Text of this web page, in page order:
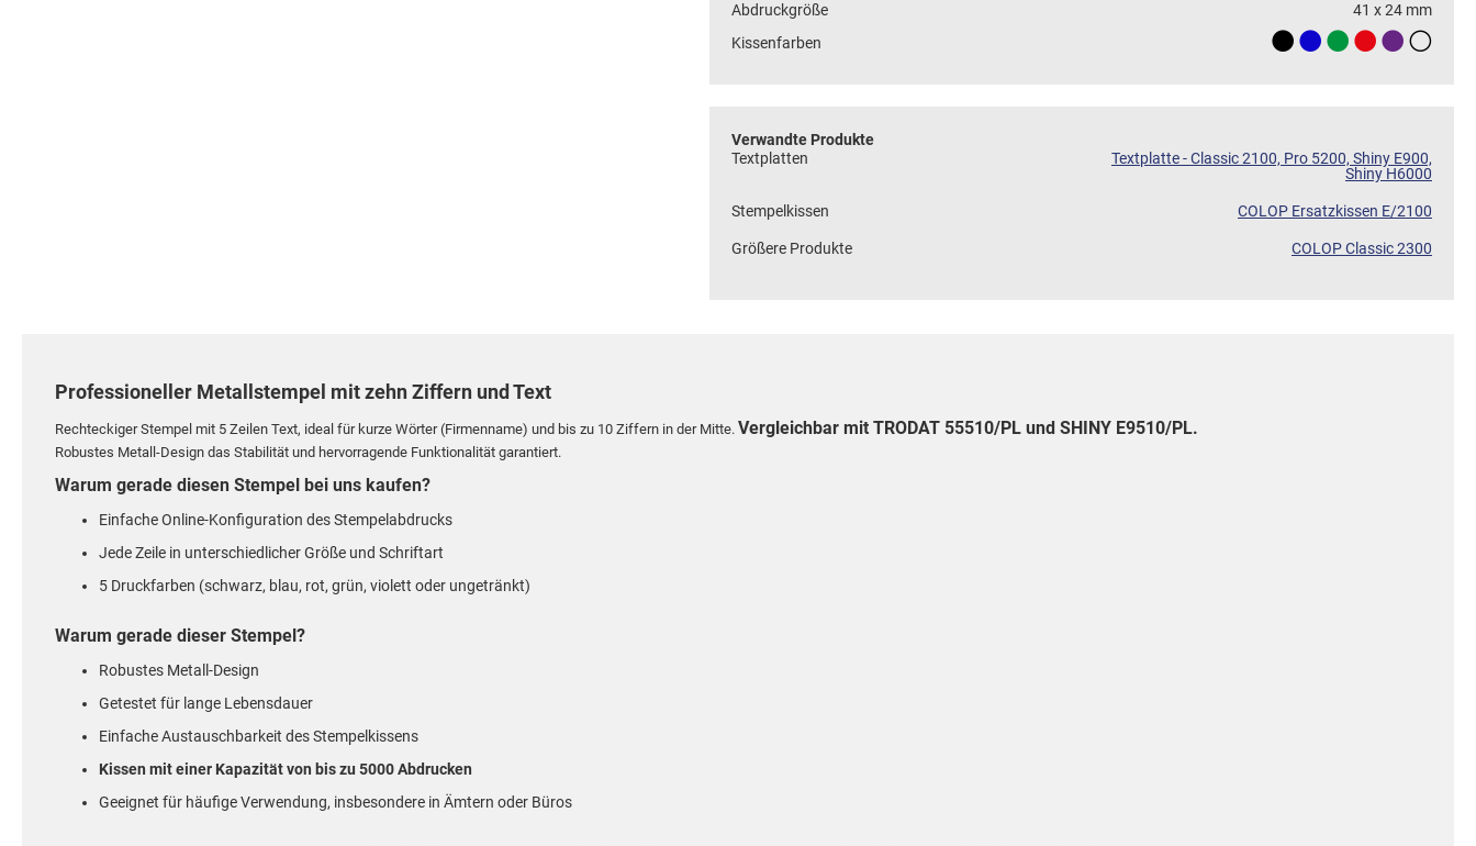
Abdruckgröße
41 x 24 mm
Kissenfarben
Verwandte Produkte
Textplatten
Textplatte - Classic 2100, Pro 5200, Shiny E900,
Shiny H6000
Stempelkissen COLOP Ersatzkissen E/2100
Größere Produkte COLOP Classic 2300
Professioneller Metallstempel mit zehn Ziffern und Text
Rechteckiger Stempel mit 5 Zeilen Text, ideal für kurze Wörter (Firmenname) und bis zu 10 Ziffern in der Mitte. Vergleichbar mit TRODAT 55510/PL und SHINY E9510/PL.
Robustes Metall-Design das Stabilität und hervorragende Funktionalität garantiert.
Warum gerade diesen Stempel bei uns kaufen?
Einfache Online-Konfiguration des Stempelabdrucks
Jede Zeile in unterschiedlicher Größe und Schriftart
5 Druckfarben (schwarz, blau, rot, grün, violett oder ungetränkt)
Warum gerade dieser Stempel?
Robustes Metall-Design
Getestet für lange Lebensdauer
Einfache Austauschbarkeit des Stempelkissens
Kissen mit einer Kapazität von bis zu 5000 Abdrucken
Geeignet für häufige Verwendung, insbesondere in Ämtern oder Büros